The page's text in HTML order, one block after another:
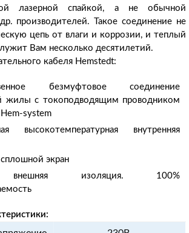
лазерной спайкой, а не обычной
производителей. Такое соединение не
цепь от влаги и коррозии, и теплый
Вам несколько десятилетий.
кабеля Hemstedt:
безмуфтовое соединение
жилы с токоподводящим проводником
system
высокотемпературная внутренняя
экран
внешняя изоляция. 100%